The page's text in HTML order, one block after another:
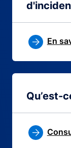
En
Qu’est-